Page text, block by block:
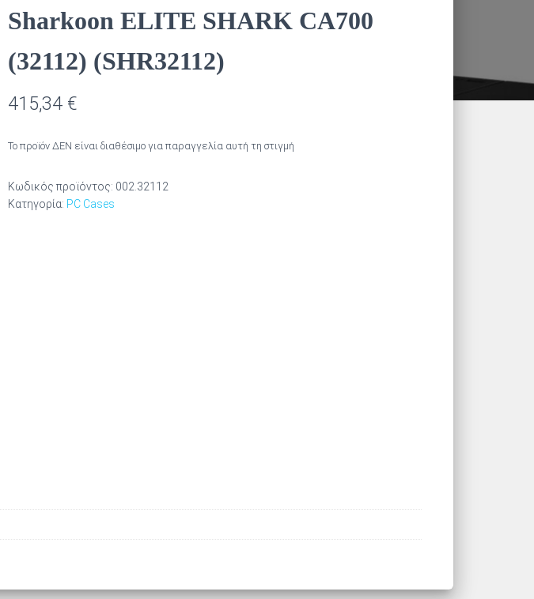
Sharkoon ELITE SHARK CA700
(32112) (SHR32112)
415,34 €
Το προϊόν ΔΕΝ είναι διαθέσιμο για παραγγελία αυτή τη στιγμή
Κωδικός προϊόντος: 002.32112
Κατηγορία: PC Cases